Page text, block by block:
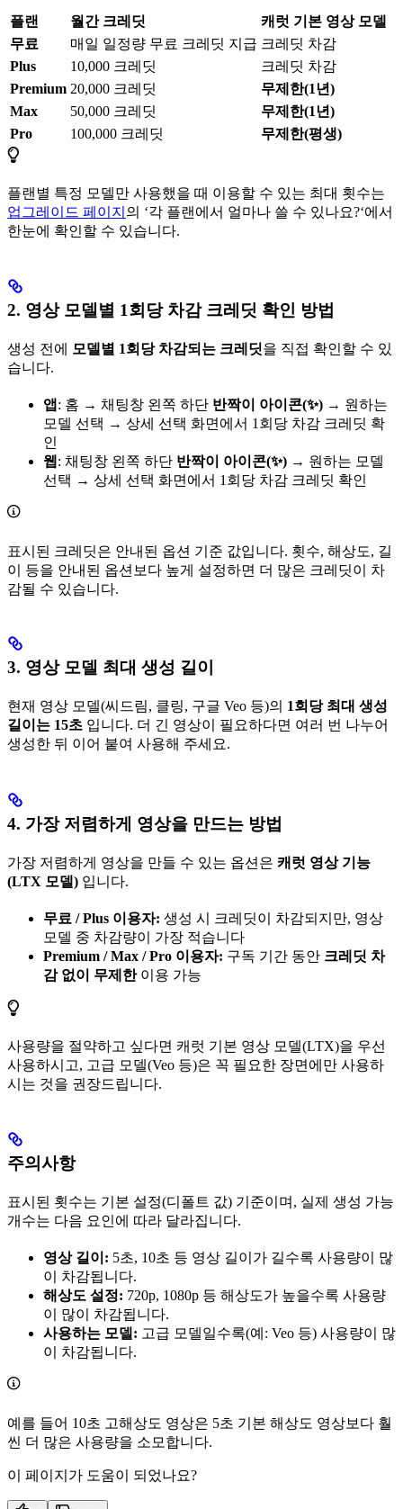
플랜 월간 크레딧
캐럿 기본 영상 모델
무료
매일 일정량 무료 크레딧 지급 크레딧 차감
Plus
10,000 크레딧
크레딧 차감
Premium 20,000 크레딧
무제한(1년)
Max
50,000 크레딧
무제한(1년)
Pro
100,000 크레딧 무제한(평생)
플랜별 특정 모델만 사용했을 때 이용할 수 있는 최대 횟수는
업그레이드 페이지 의 ‘각 플랜에서 얼마나 쓸 수 있나요?‘에서
한눈에 확인할 수 있습니다.
2. 영상 모델별 1회당 차감 크레딧 확인 방법
생성 전에 모델별 1회당 차감되는 크레딧을 직접 확인할 수 있
습니다.
앱 : 홈 → 채팅창 왼쪽 하단 반짝이 아이콘(✨) → 원하는
모델 선택 → 상세 선택 화면에서 1회당 차감 크레딧 확
인
웹: 채팅창 왼쪽 하단 반짝이 아이콘(✨) → 원하는 모델
선택 → 상세 선택 화면에서 1회당 차감 크레딧 확인
표시된 크레딧은 안내된 옵션 기준 값입니다. 횟수, 해상도, 길
이 등을 안내된 옵션보다 높게 설정하면 더 많은 크레딧이 차
감될 수 있습니다.
3. 영상 모델 최대 생성 길이
현재 영상 모델(씨드림, 클링, 구글 Veo 등)의 1회당 최대 생성
길이는 15초 입니다. 더 긴 영상이 필요하다면 여러 번 나누어
생성한 뒤 이어 붙여 사용해 주세요.
4. 가장 저렴하게 영상을 만드는 방법
가장 저렴하게 영상을 만들 수 있는 옵션은 캐럿 영상 기능
(LTX 모델) 입니다.
무료 / Plus 이용자: 생성 시 크레딧이 차감되지만, 영상
모델 중 차감량이 가장 적습니다
Premium / Max / Pro 이용자: 구독 기간 동안 크레딧 차
감 없이 무제한이용 가능
사용량을 절약하고 싶다면 캐럿 기본 영상 모델(LTX)을 우선
사용하시고, 고급 모델(Veo 등)은 꼭 필요한 장면에만 사용하
시는 것을 권장드립니다.
주의사항
표시된 횟수는 기본 설정(디폴트 값) 기준이며, 실제 생성 가능
개수는 다음 요인에 따라 달라집니다.
영상 길이: 5초, 10초 등 영상 길이가 길수록 사용량이 많
이 차감됩니다.
해상도 설정: 720p, 1080p 등 해상도가 높을수록 사용량
이 많이 차감됩니다.
사용하는 모델: 고급 모델일수록(예: Veo 등) 사용량이 많
이 차감됩니다.
예를 들어 10초 고해상도 영상은 5초 기본 해상도 영상보다 훨
씬 더 많은 사용량을 소모합니다.
이 페이지가 도움이 되었나요?